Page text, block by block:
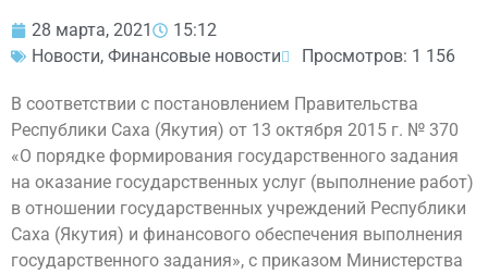
28 марта, 2021
15:12
Новости, Финансовые новости Просмотров: 1 156
В соответствии с постановлением Правительства
Республики Саха (Якутия) от 13 октября 2015 г. № 370
«О порядке формирования государственного задания
на оказание государственных услуг (выполнение работ)
в отношении государственных учреждений Республики
Саха (Якутия) и финансового обеспечения выполнения
государственного задания», с приказом Министерства